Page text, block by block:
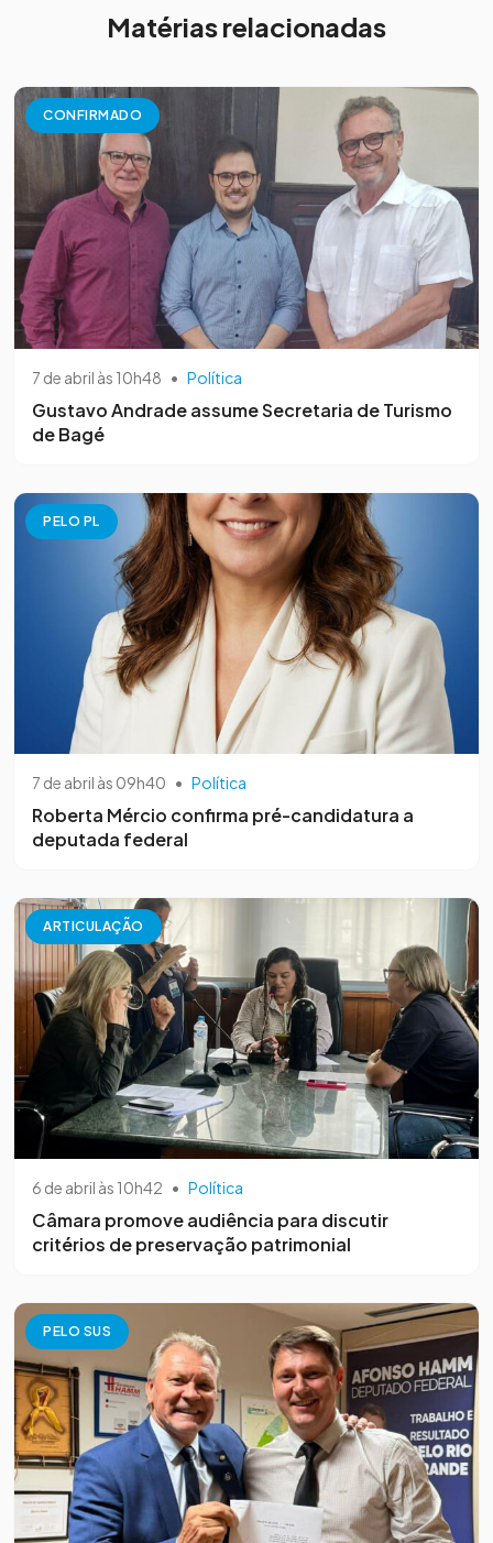
Matérias relacionadas
CONFIRMADO
7 de abril às 10h48 • Política
Gustavo Andrade assume Secretaria de Turismo
de Bagé
PELO PL
7 de abril às 09h40 • Política
Roberta Mércio confirma pré-candidatura a
deputada federal
ARTICULAÇÃO
6 de abril às 10h42 • Política
Câmara promove audiência para discutir
critérios de preservação patrimonial
PELO SUS